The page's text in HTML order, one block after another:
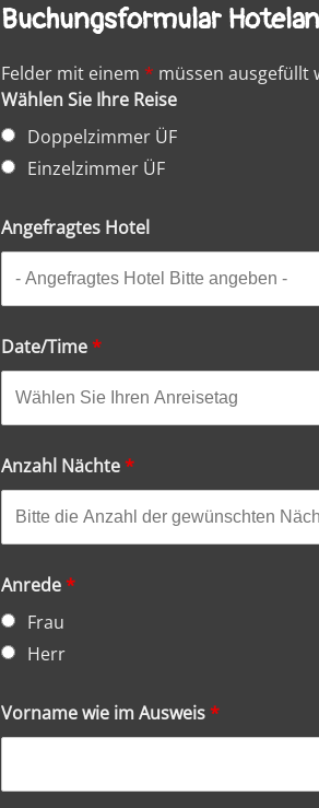
Buchungsformular
Felder mit einem * müssen ausgefüllt
Wählen Sie Ihre Reise
Doppelzimmer ÜF
Einzelzimmer ÜF
Angefragtes Hotel
Date/Time*
Anzahl Nächte*
Anrede*
Frau
Herr
Vorname wie im Ausweis*